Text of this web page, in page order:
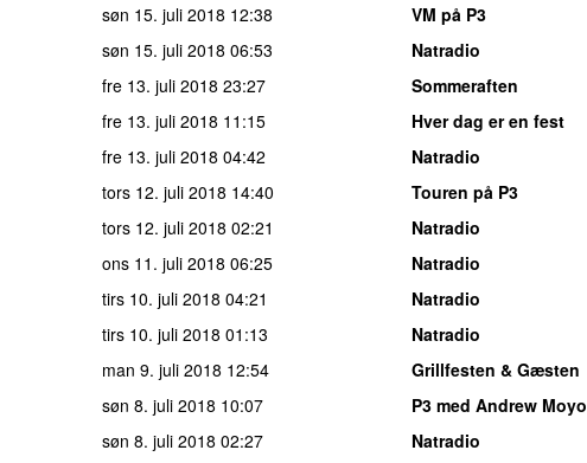
søn 15. juli 2018 12:38
VM på P3
søn 15. juli 2018 06:53
Natradio
fre 13. juli 2018 23:27
Sommeraften
fre 13. juli 2018 11:15
Hver dag er en fest
fre 13. juli 2018 04:42
Natradio
tors 12. juli 2018 14:40
Touren på P3
tors 12. juli 2018 02:21
Natradio
ons 11. juli 2018 06:25
Natradio
tirs 10. juli 2018 04:21
Natradio
tirs 10. juli 2018 01:13
Natradio
man 9. juli 2018 12:54
Grillfesten & Gæsten
søn 8. juli 2018 10:07
P3 med Andrew Moyo
søn 8. juli 2018 02:27 Natradio